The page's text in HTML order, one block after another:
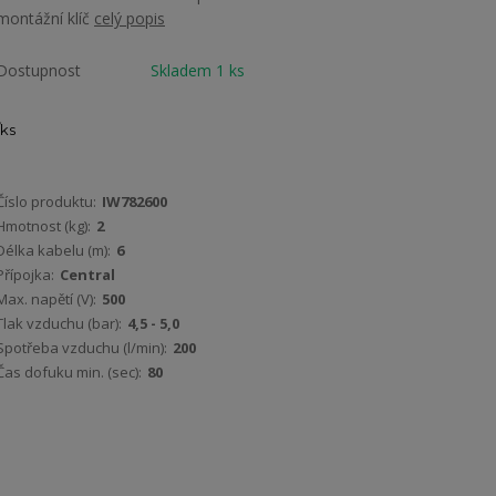
klíč celý popis
Skladem 1 ks
ks
produktu: IW782600
(kg): 2
kabelu (m): 6
Central
napětí (V): 500
vzduchu (bar): 4,5 - 5,0
vzduchu (l/min): 200
dofuku min. (sec): 80